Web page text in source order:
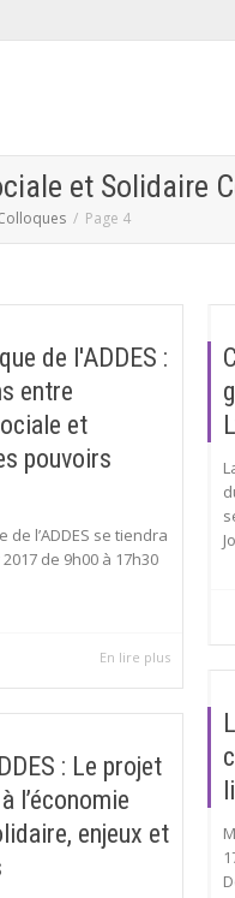
et Solidaire
Page 4
de l'ADDES :
entre
et
pouvoirs
de l’ADDES se tiendra
de 9h00 à 17h30
En lire plus
: Le projet
l’économie
enjeux et